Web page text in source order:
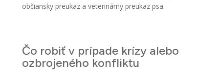
občiansky preukaz a veterinárny preukaz psa.
Čo robiť v prípade krízy alebo
ozbrojeného konfliktu